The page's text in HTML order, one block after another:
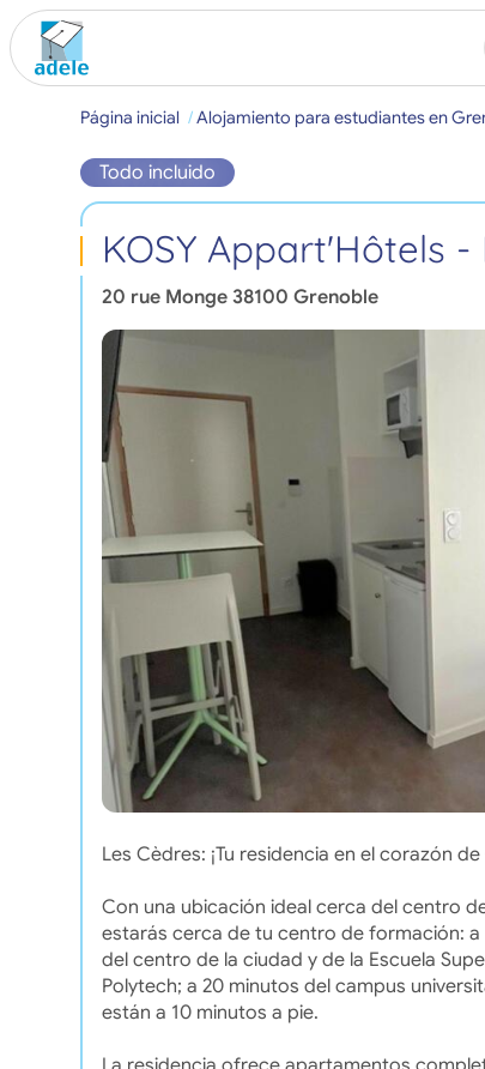
Página inicial Alojamiento para estudiantes en
Todo incluido
KOSY Appart'Hôtels
20 rue Monge 38100 Grenoble
Les Cèdres: ¡Tu residencia en el corazón
Con una ubicación ideal cerca del centro
estarás cerca de tu centro de formación: a
del centro de la ciudad y de la Escuela
Polytech; a 20 minutos del campus
están a 10 minutos a pie.